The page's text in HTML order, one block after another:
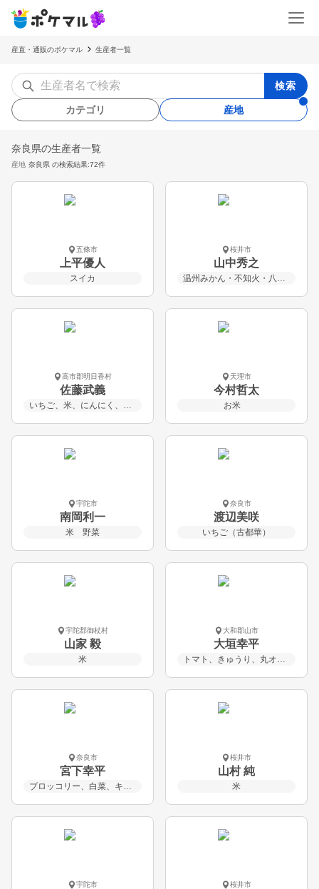
産直・通販のポケマル 生産者一覧
検索
カテゴリ 産地
奈良県の生産者一覧
産地 奈良県 の検索結果:72件
五條市
上平優人
スイカ
桜井市
山中秀之
温州みかん・不知火・八朔・甘夏
高市郡明日香村
佐藤武義
いちご、米、にんにく、とうもろこし
天理市
今村哲太
お米
宇陀市
南岡利一
米 野菜
奈良市
渡辺美咲
いちご（古都華）
宇陀郡御杖村
山家 毅
米
大和郡山市
大垣幸平
トマト、きゅうり、丸オクラ、祝蕾、菊菜、小松菜
奈良市
宮下幸平
ブロッコリー、白菜、キャベツ、空豆、米、加工品
桜井市
山村 純
米
宇陀市 桜井市